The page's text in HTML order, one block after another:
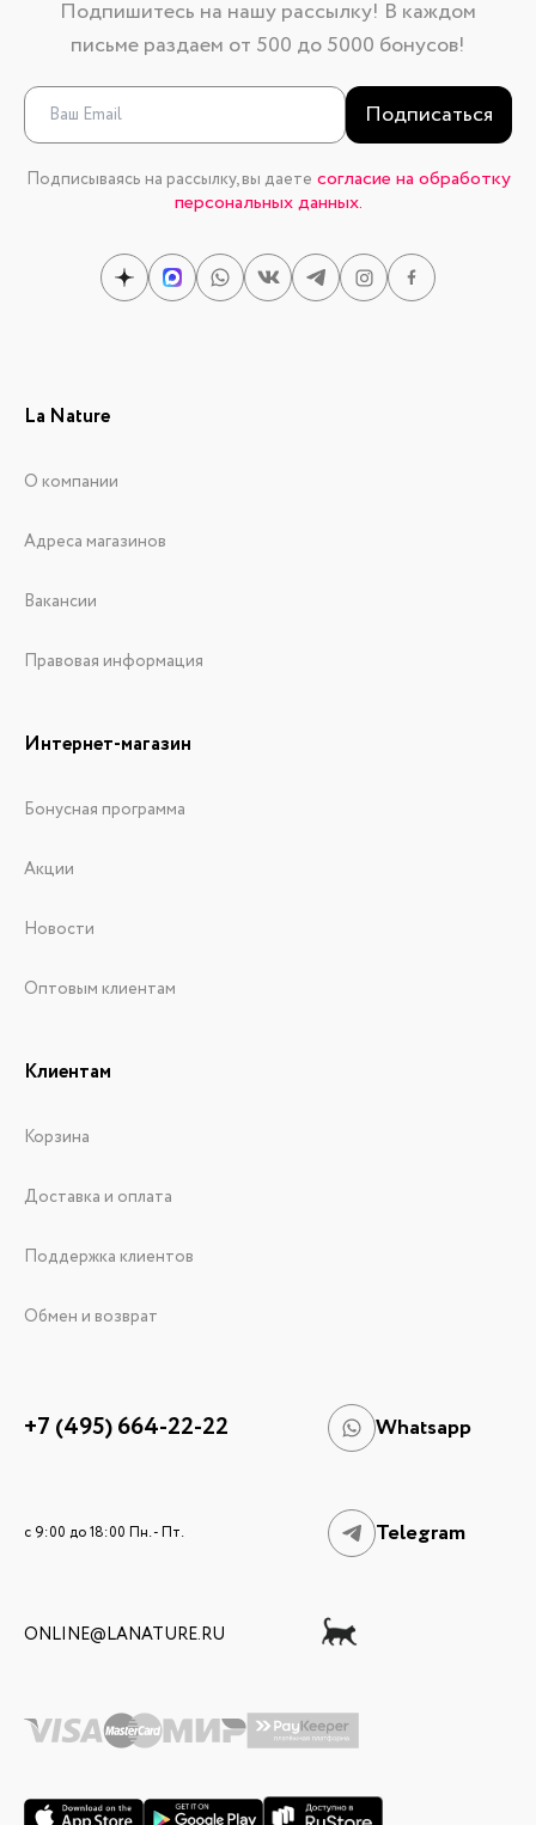
Подпишитесь на нашу рассылку! В каждом
письме раздаем от 500 до 5000 бонусов!
Подписаться
Подписываясь на рассылку, вы даете согласие на обработку
персональных данных.
La Nature
О компании
Адреса магазинов
Вакансии
Правовая информация
Интернет-магазин
Бонусная программа
Акции
Новости
Оптовым клиентам
Клиентам
Корзина
Доставка и оплата
Поддержка клиентов
Обмен и возврат
+7 (495) 664-22-22 Whatsapp
c 9:00 до 18:00 Пн. - Пт. Telegram
ONLINE@LANATURE.RU